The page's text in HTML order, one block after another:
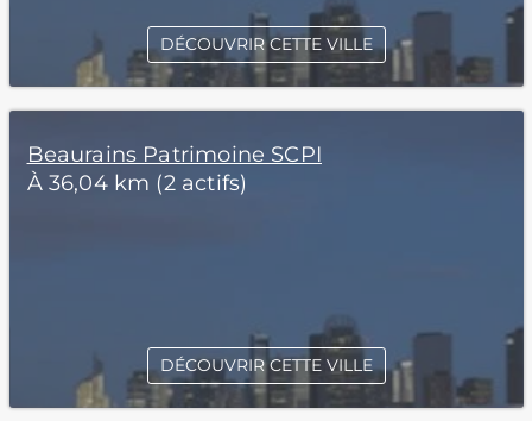
DÉCOUVRIR CETTE VILLE
Beaurains Patrimoine SCPI
À 36,04 km (2 actifs)
DÉCOUVRIR CETTE VILLE